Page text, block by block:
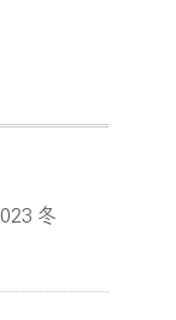
冬